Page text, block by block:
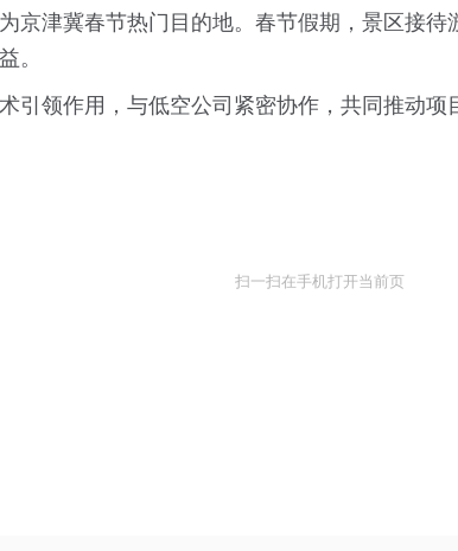
京津冀春节热门目的地。春节假期，景区接
。
引领作用，与低空公司紧密协作，共同推动
扫一扫在手机打开当前页